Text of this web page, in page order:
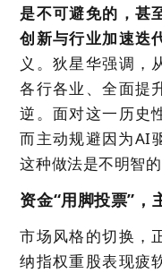
是不可避免的，甚
创新与行业加速迭
义。狄星华强调，
各行各业、全面提
逆。面对这一历史
而主动规避因为AI
这种做法是不明智
资金“用脚投票”
市场风格的切换，
纳指权重股表现疲